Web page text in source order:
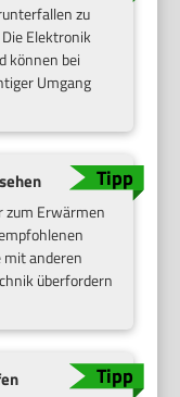
zu
Elektronik
können bei
Umgang
zum Erwärmen
anderen
überfordern